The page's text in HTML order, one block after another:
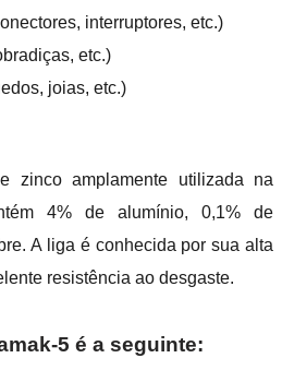
interruptores, etc.)
etc.)
joias, etc.)
zinco amplamente utilizada na
4% de alumínio, 0,1% de
A liga é conhecida por sua alta
resistência ao desgaste.
5 é a seguinte: